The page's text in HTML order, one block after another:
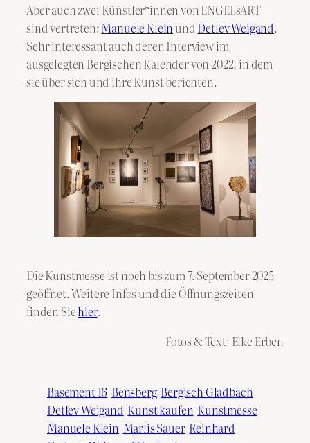
Aber auch zwei Künstler*innen von ENGELsART
sind vertreten:Manuele Klein und Detlev Weigand.
Sehr interessant auch deren Interview im
ausgelegten Bergischen Kalender von 2022, in dem
sie über sich und ihre Kunst berichten.
Die Kunstmesse ist noch bis zum 7. September 2025
geöffnet. Weitere Infos und die Öffnungszeiten
finden Siehier.
Fotos & Text: Elke Erben
Basement 16 Bensberg Bergisch Gladbach
Detlev Weigand Kunst kaufen Kunstmesse
Manuele Klein Marlis Sauer Reinhard